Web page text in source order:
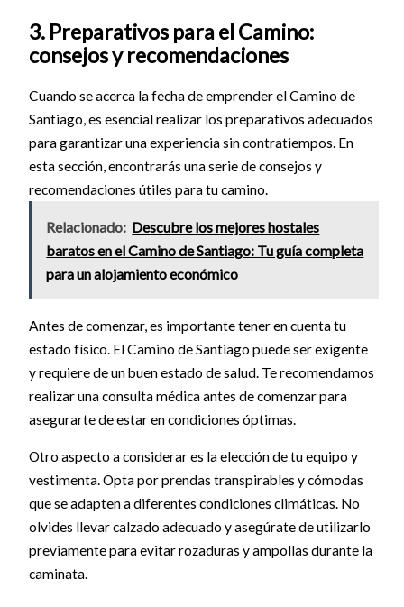
3. Preparativos para el Camino:
consejos y recomendaciones
Cuando se acerca la fecha de emprender el Camino de
Santiago, es esencial realizar los preparativos adecuados
para garantizar una experiencia sin contratiempos. En
esta sección, encontrarás una serie de consejos y
recomendaciones útiles para tu camino.
Relacionado: Descubre los mejores hostales
baratos en el Camino de Santiago: Tu guía completa
para un alojamiento económico
Antes de comenzar, es importante tener en cuenta tu
estado físico. El Camino de Santiago puede ser exigente
y requiere de un buen estado de salud. Te recomendamos
realizar una consulta médica antes de comenzar para
asegurarte de estar en condiciones óptimas.
Otro aspecto a considerar es la elección de tu equipo y
vestimenta. Opta por prendas transpirables y cómodas
que se adapten a diferentes condiciones climáticas. No
olvides llevar calzado adecuado y asegúrate de utilizarlo
previamente para evitar rozaduras y ampollas durante la
caminata.